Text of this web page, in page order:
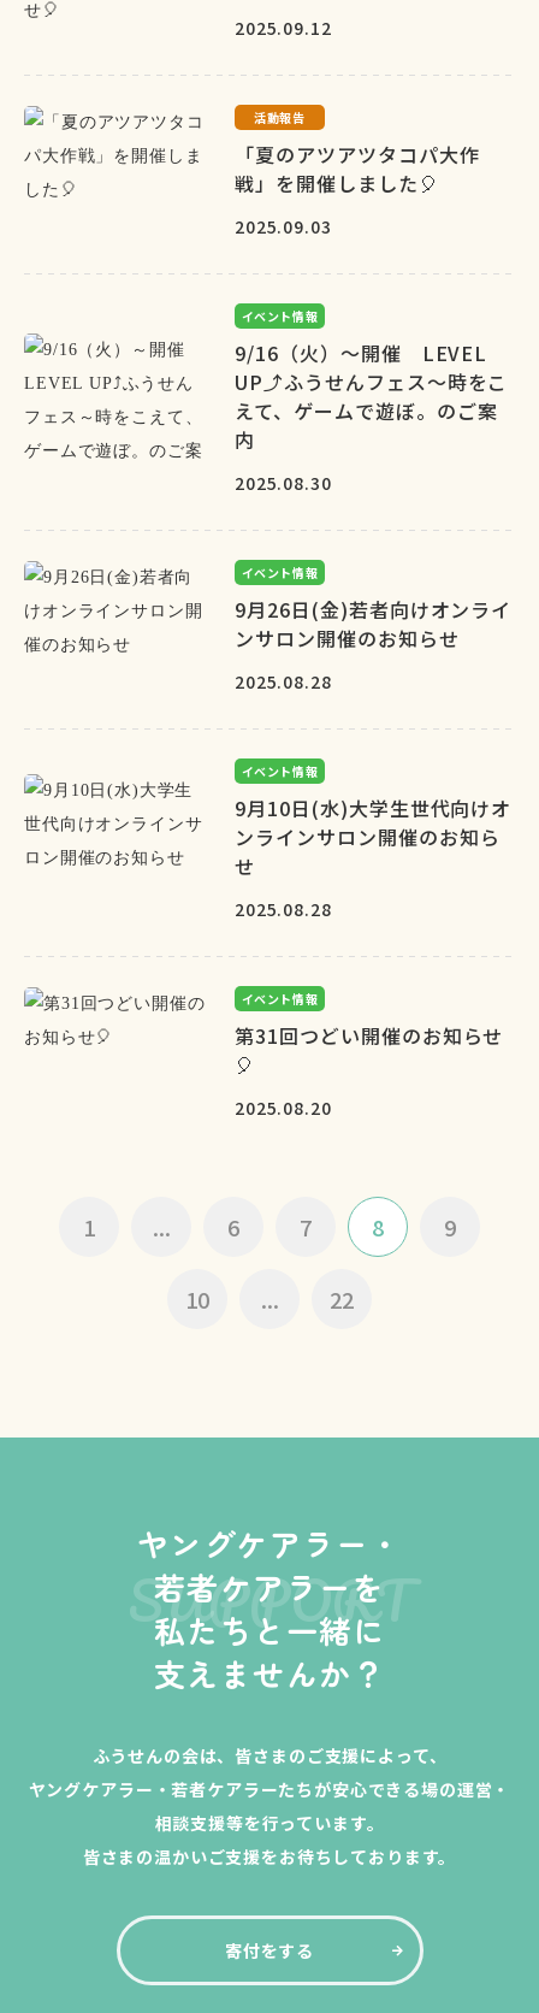
2025.09.12
活動報告
「夏のアツアツタコパ大作
戦」を開催しました🎈
2025.09.03
イベント情報
9/16（火）～開催 LEVEL
UP⤴ふうせんフェス～時をこ
えて、ゲームで遊ぼ。のご案
内
2025.08.30
イベント情報
9月26日(金)若者向けオンライ
ンサロン開催のお知らせ
2025.08.28
イベント情報
9月10日(水)大学生世代向けオ
ンラインサロン開催のお知ら
せ
2025.08.28
イベント情報
第31回つどい開催のお知らせ
🎈
2025.08.20
1 ... 6 7 8 9
10 ... 22
ヤングケアラー・
若者ケアラーを
私たちと一緒に
支えませんか？
SUPPORT
ふうせんの会は、皆さまのご支援によって、
ヤングケアラー・若者ケアラーたちが安心できる場の運営・
相談支援等を行っています。
皆さまの温かいご支援をお待ちしております。
寄付をする